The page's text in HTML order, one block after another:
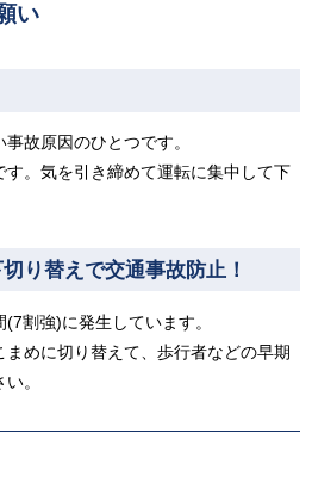
い
故原因のひとつです。
。気を引き締めて運転に集中して下
り替えで交通事故防止！
割強)に発生しています。
めに切り替えて、歩行者などの早期
。